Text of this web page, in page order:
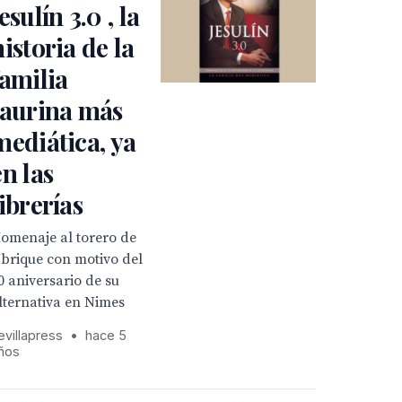
3.0 , la
de la
más
ya
las
al torero de
con motivo del
aniversario de su
en Nimes
•
hace 5